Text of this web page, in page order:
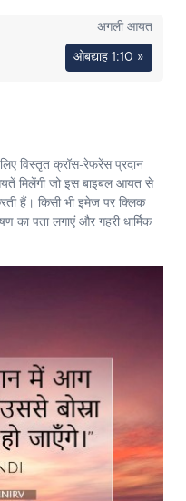
अगली आयत
ओबद्याह 1:10 »
विस्तृत क्रॉस-रेफरेंस प्रदान
मिलेंगी जो इस बाइबल आयत से
हैं। किसी भी इमेज पर क्लिक
पता लगाएं और गहरी धार्मिक